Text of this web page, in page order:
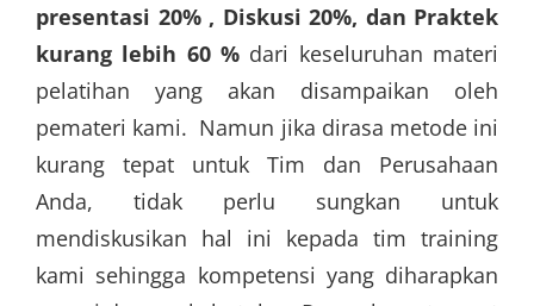
presentasi 20% , Diskusi 20%, dan Praktek
kurang lebih 60 % dari keseluruhan materi
pelatihan yang akan disampaikan oleh
pemateri kami. Namun jika dirasa metode ini
kurang tepat untuk Tim dan Perusahaan
Anda, tidak perlu sungkan untuk
mendiskusikan hal ini kepada tim training
kami sehingga kompetensi yang diharapkan